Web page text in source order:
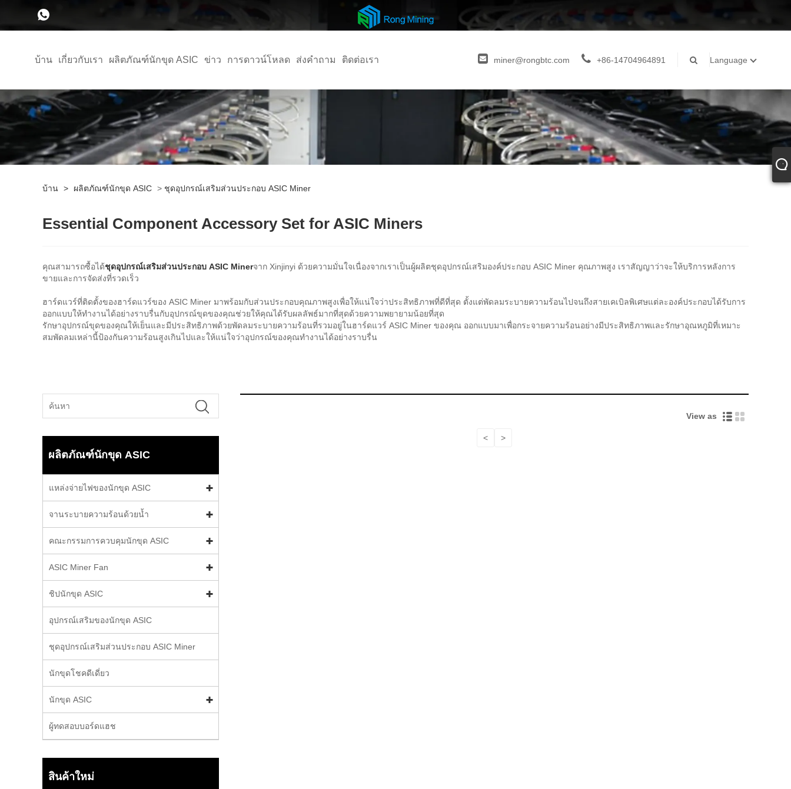
บ้าน เกี่ยวกับเรา ผลิตภัณฑ์นักขุด ASIC ข่าว การดาวน์โหลด ส่งคำถาม ติดต่อเรา miner@rongbtc.com +86-14704964891 Language
บ้าน > ผลิตภัณฑ์นักขุด ASIC > ชุดอุปกรณ์เสริมส่วนประกอบ ASIC Miner
Essential Component Accessory Set for ASIC Miners
คุณสามารถซื้อได้ชุดอุปกรณ์เสริมส่วนประกอบ ASIC Minerจาก Xinjinyi ด้วยความมั่นใจเนื่องจากเราเป็นผู้ผลิตชุดอุปกรณ์เสริมองค์ประกอบ ASIC Miner คุณภาพสูง เราสัญญาว่าจะให้บริการหลังการ
ขายและการจัดส่งที่รวดเร็ว
ฮาร์ดแวร์ที่ติดตั้งของฮาร์ดแวร์ของ ASIC Miner มาพร้อมกับส่วนประกอบคุณภาพสูงเพื่อให้แน่ใจว่าประสิทธิภาพที่ดีที่สุด ตั้งแต่พัดลมระบายความร้อนไปจนถึงสายเคเบิลพิเศษแต่ละองค์ประกอบได้รับการ
ออกแบบให้ทำงานได้อย่างราบรื่นกับอุปกรณ์ขุดของคุณช่วยให้คุณได้รับผลลัพธ์มากที่สุดด้วยความพยายามน้อยที่สุด
รักษาอุปกรณ์ขุดของคุณให้เย็นและมีประสิทธิภาพด้วยพัดลมระบายความร้อนที่รวมอยู่ในฮาร์ดแวร์ ASIC Miner ของคุณ ออกแบบมาเพื่อกระจายความร้อนอย่างมีประสิทธิภาพและรักษาอุณหภูมิที่เหมาะ
สมพัดลมเหล่านี้ป้องกันความร้อนสูงเกินไปและให้แน่ใจว่าอุปกรณ์ของคุณทำงานได้อย่างราบรื่น
ผลิตภัณฑ์นักขุด ASIC
แหล่งจ่ายไฟของนักขุด ASIC
จานระบายความร้อนด้วยน้ำ
คณะกรรมการควบคุมนักขุด ASIC
ASIC Miner Fan
ชิปนักขุด ASIC
อุปกรณ์เสริมของนักขุด ASIC
ชุดอุปกรณ์เสริมส่วนประกอบ ASIC Miner
นักขุดโชคดีเดี่ยว
นักขุด ASIC
ผู้ทดสอบบอร์ดแฮช
สินค้าใหม่
View as
< >